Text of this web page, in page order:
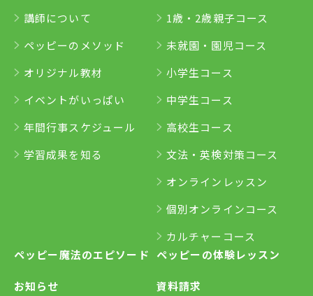
講師について
ペッピーのメソッド
オリジナル教材
イベントがいっぱい
年間行事スケジュール
学習成果を知る
1歳・2歳親子コース
未就園・園児コース
小学生コース
中学生コース
高校生コース
文法・英検対策コース
オンラインレッスン
個別オンラインコース
カルチャーコース
ペッピー魔法のエピソード
お知らせ
ペッピーの体験レッスン
資料請求